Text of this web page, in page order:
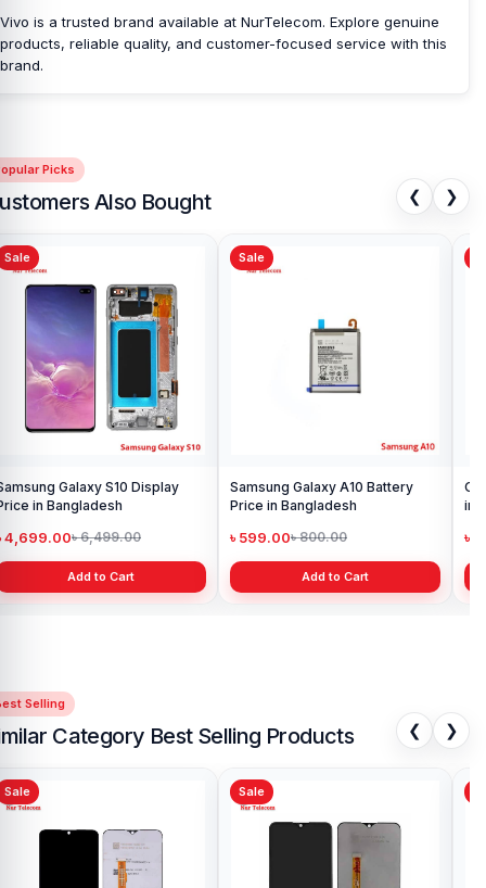
Vivo is a trusted brand available at NurTelecom. Explore genuine
products, reliable quality, and customer-focused service with this
brand.
Picks
Also Bought ❮ ❯
S10 Display
৳ 6,499.00
Add to Cart
Samsung Galaxy A10 Battery
Price in Bangladesh
৳ 599.00৳ 800.00
Add to Cart
Original
in
৳ 1,199.00
Selling
Category Best Selling Products ❮ ❯
Sale Sale